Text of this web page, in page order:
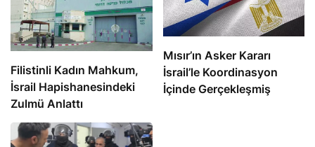
Filistinli Kadın Mahkum,
İsrail Hapishanesindeki
Zulmü Anlattı
Mısır’ın Asker Kararı
İsrail’le Koordinasyon
İçinde Gerçekleşmiş